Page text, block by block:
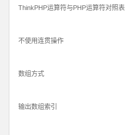
ThinkPHP运算符与PHP运算符对照表
不使用连贯操作
数组方式
输出数组索引